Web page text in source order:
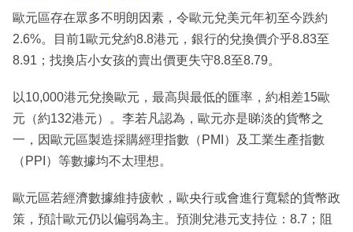
歐元區存在眾多不明朗因素，令歐元兌美元年初至今跌約
2.6%。目前1歐元兌約8.8港元，銀行的兌換價介乎8.83至
8.91；找換店小女孩的賣出價更失守8.8至8.79。
以10,000港元兌換歐元，最高與最低的匯率，約相差15歐
元（約132港元）。李若凡認為，歐元亦是睇淡的貨幣之
一，因歐元區製造採購經理指數（PMI）及工業生產指數
（PPI）等數據均不太理想。
歐元區若經濟數據維持疲軟，歐央行或會進行寬鬆的貨幣政
策，預計歐元仍以偏弱為主。預測兌港元支持位：8.7；阻